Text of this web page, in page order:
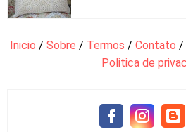
Inicio / Sobre / Termos / Contato /
Politica de